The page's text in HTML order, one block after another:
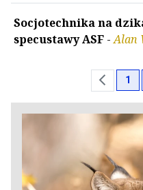
Socjotechnika na
specustawy ASF -Alan
chevron_left 1